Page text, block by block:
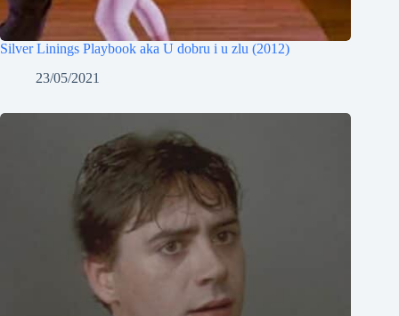
Silver Linings Playbook aka U dobru i u zlu (2012)
23/05/2021